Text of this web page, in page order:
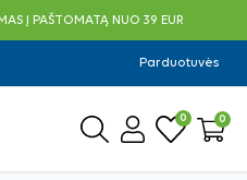
Į PAŠTOMATĄ NUO 39 EUR
Parduotuvės
0 0